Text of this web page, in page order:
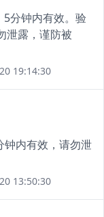
5分钟内有效。验
泄露，谨防被
19:14:30
钟内有效，请勿泄
13:50:30